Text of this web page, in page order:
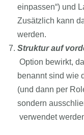
einpassen“) und
Zusätzlich kann
werden.
Struktur auf
Option bewirkt,
benannt sind wie
(und dann per
sondern
verwendet